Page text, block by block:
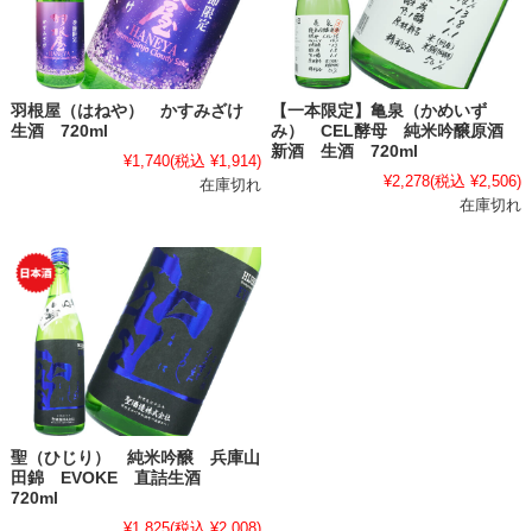
羽根屋（はねや） かすみざけ
生酒 720ml
¥1,740(税込 ¥1,914)
在庫切れ
【一本限定】亀泉（かめいず
み） CEL酵母 純米吟醸原酒
新酒 生酒 720ml
¥2,278(税込 ¥2,506)
在庫切れ
聖（ひじり） 純米吟醸 兵庫山
田錦 EVOKE 直詰生酒
720ml
¥1,825(税込 ¥2,008)